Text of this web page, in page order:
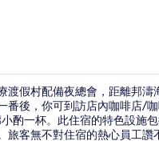
渡假村配備夜總會，距離邦濤
番後，你可到訪店內咖啡店/
酌一杯。此住宿的特色設施包
旅客無不對住宿的熱心員工讚